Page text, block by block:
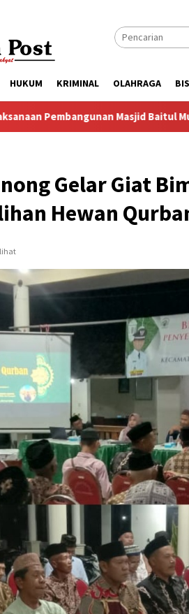
HUKUM KRIMINAL OLAHRAGA
Mukminin dusun Kajang 2 Desa
Gelar Giat
Hewan